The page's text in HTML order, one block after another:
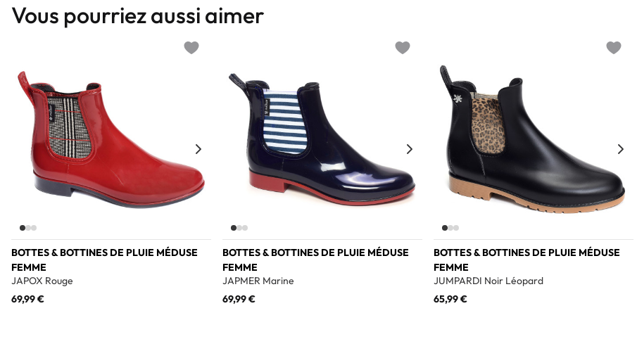
Vous pourriez aussi aimer
BOTTES & BOTTINES DE PLUIE MÉDUSE
FEMME
JAPOX Rouge
69,99 €
BOTTES & BOTTINES DE PLUIE MÉDUSE
FEMME
JAPMER Marine
69,99 €
Add to wishlist
BOTTES & BOTTINES DE PLUIE MÉDUSE
FEMME
JUMPARDI Noir Léopard
65,99 €